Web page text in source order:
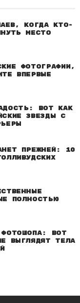
когда кто-
место
фотографии,
впервые
Вот как
звезды с
прежней: 10
полностью
фотошопа: Вот
выглядят тела